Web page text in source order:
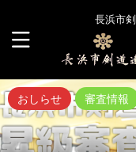
長浜市
おしらせ 審査情報